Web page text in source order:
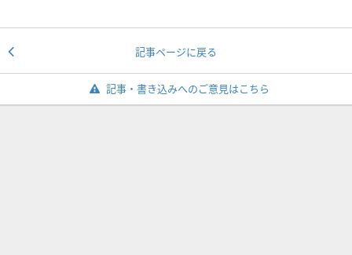
記事ページに戻る
記事・書き込みへのご意見はこちら